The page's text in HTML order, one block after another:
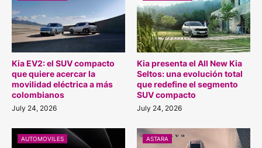
Kia EV2: el SUV compacto
que quiere acercar la
movilidad eléctrica a más
colombianos
July 24, 2026
Kia presenta el All New Kia
Seltos: una evolución total
que redefine el segmento
SUV compacto
July 24, 2026
AUTOMOVILES ASTARA